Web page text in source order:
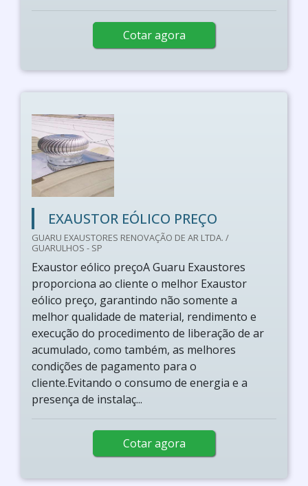
Cotar agora
EXAUSTOR EÓLICO PREÇO
GUARU EXAUSTORES RENOVAÇÃO DE AR LTDA. /
GUARULHOS - SP
Exaustor eólico preçoA Guaru Exaustores
proporciona ao cliente o melhor Exaustor
eólico preço, garantindo não somente a
melhor qualidade de material, rendimento e
execução do procedimento de liberação de ar
acumulado, como também, as melhores
condições de pagamento para o
cliente.Evitando o consumo de energia e a
presença de instalaç...
Cotar agora